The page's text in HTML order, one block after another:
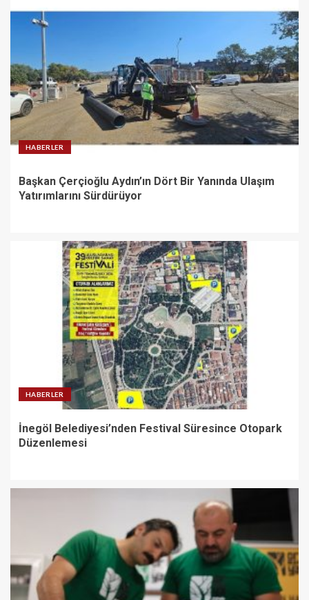
HABERLER
Başkan Çerçioğlu Aydın’ın Dört Bir Yanında Ulaşım
Yatırımlarını Sürdürüyor
HABERLER
İnegöl Belediyesi’nden Festival Süresince Otopark
Düzenlemesi